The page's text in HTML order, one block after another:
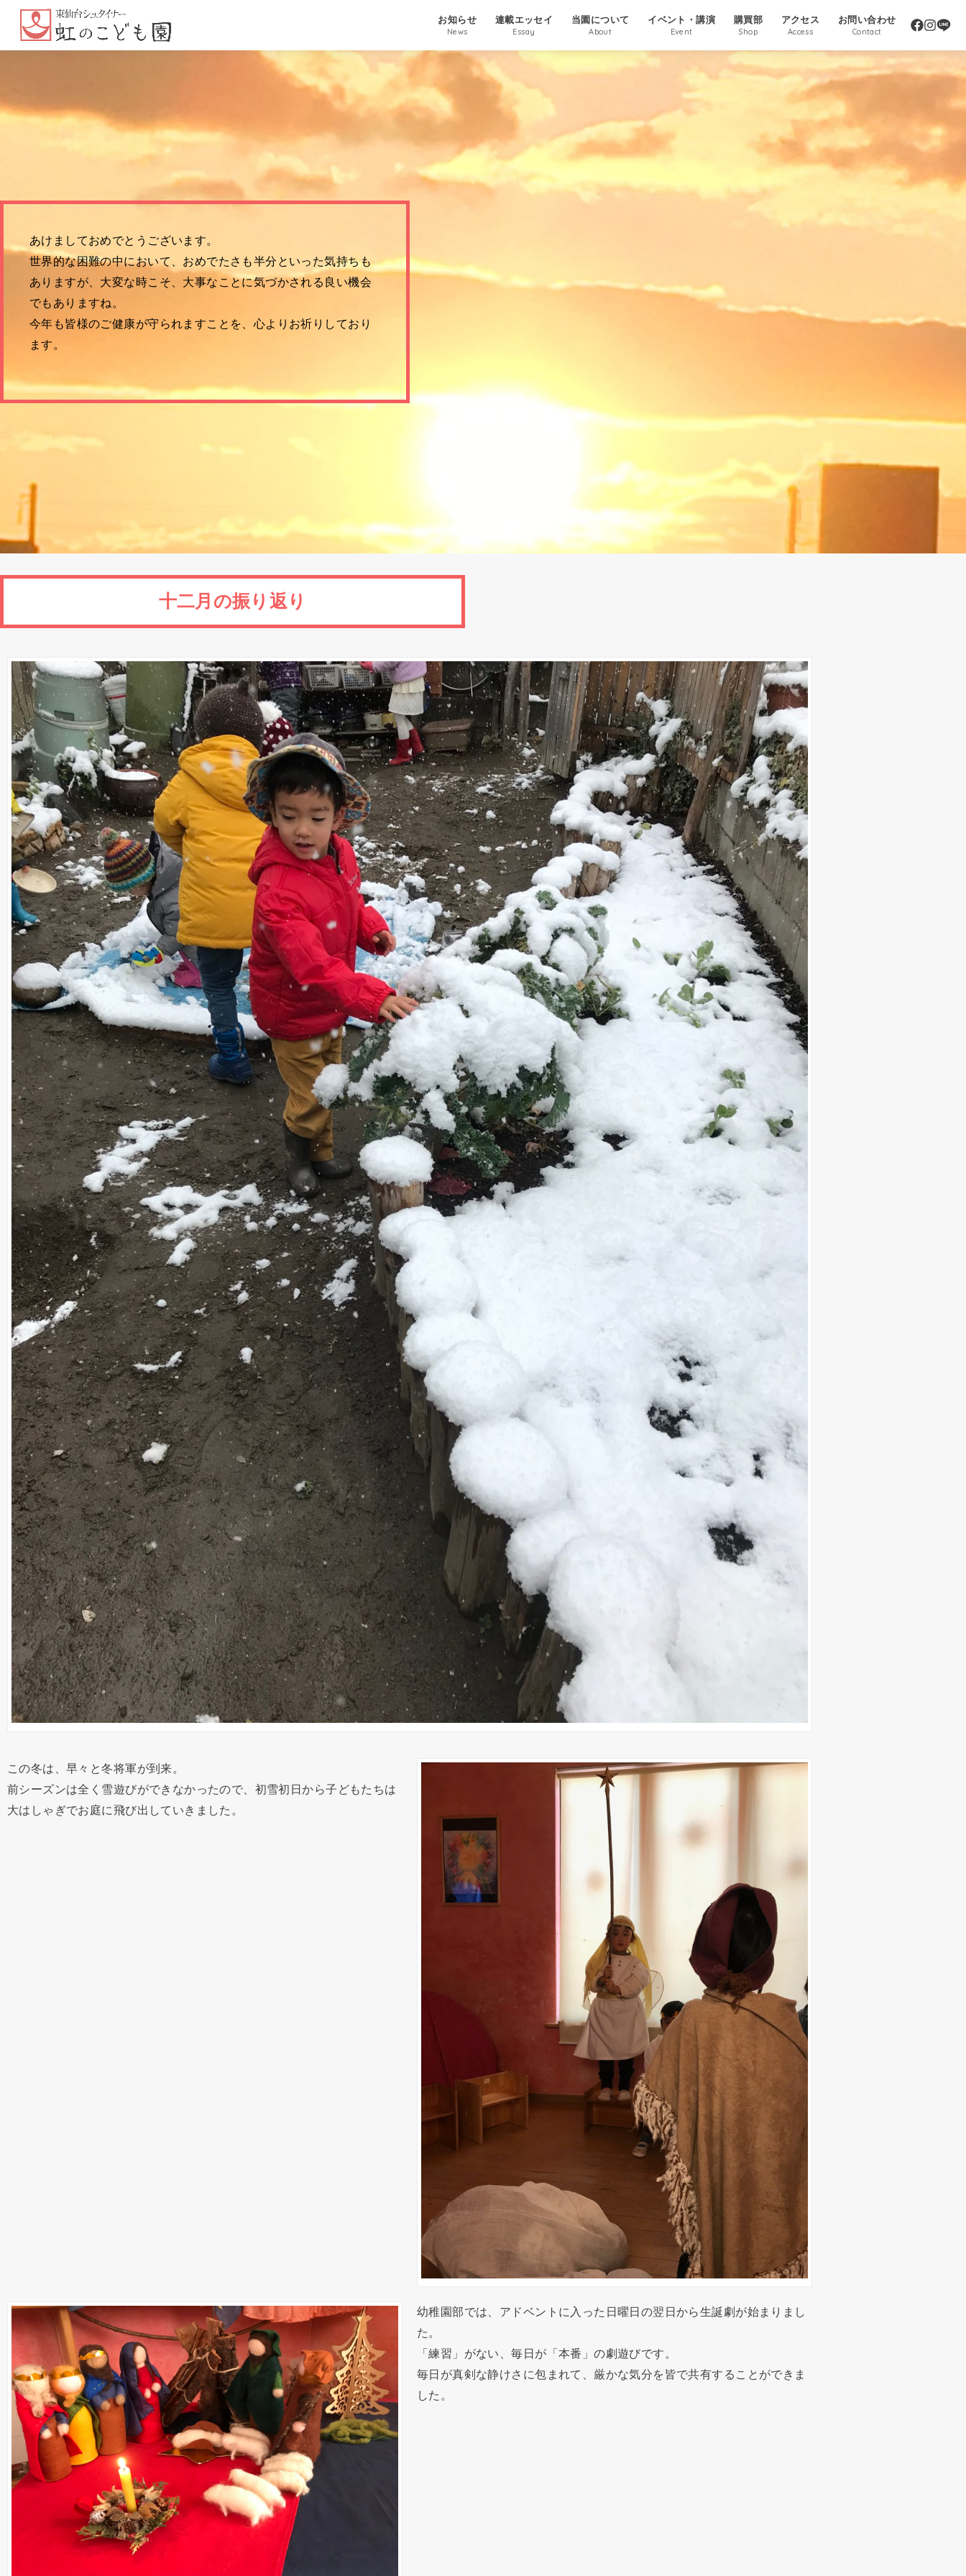
お知らせ
News
連載エッセイ
Essay
当園について
About
イベント・講演
Event
購買部
Shop
アクセス
Access
お問い合わせ
Contact
あけましておめでとうございます。
世界的な困難の中において、おめでたさも半分といった気持ちも
ありますが、大変な時こそ、大事なことに気づかされる良い機会
でもありますね。
今年も皆様のご健康が守られますことを、心よりお祈りしており
ます。
十二月の振り返り
この冬は、早々と冬将軍が到来。
前シーズンは全く雪遊びができなかったので、初雪初日から子どもたちは
大はしゃぎでお庭に飛び出していきました。
幼稚園部では、アドベントに入った日曜日の翌日から生誕劇が始まりまし
た。
「練習」がない、毎日が「本番」の劇遊びです。
毎日が真剣な静けさに包まれて、厳かな気分を皆で共有することができま
した。